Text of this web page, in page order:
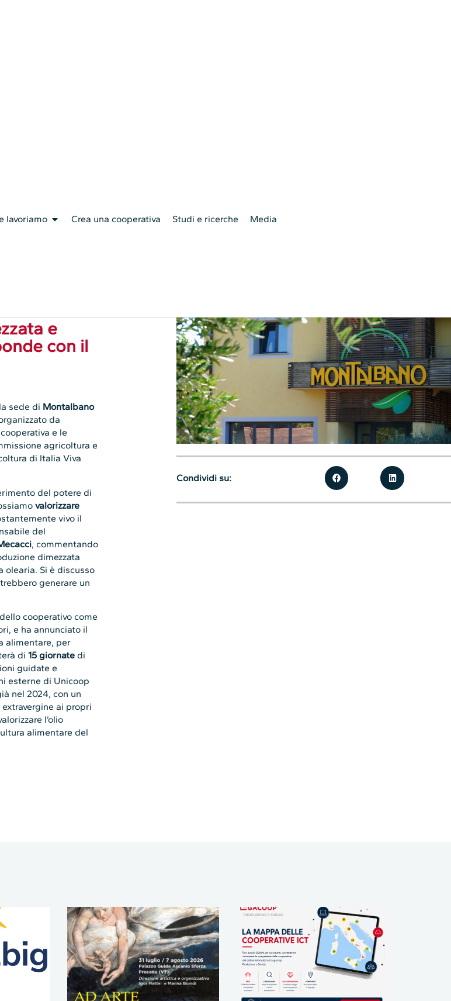
e
con il
sede di Montalbano
da
e le
agricoltura e
di Italia Viva
del potere di
valorizzare
vivo il
del
, commentando
dimezzata
olearia. Si è discusso
generare un
cooperativo come
e ha annunciato il
alimentare, per
di15 giornate di
guidate e
esterne di Unicoop
nel 2024, con un
ai propri
l’olio
alimentare del
Condividi su: